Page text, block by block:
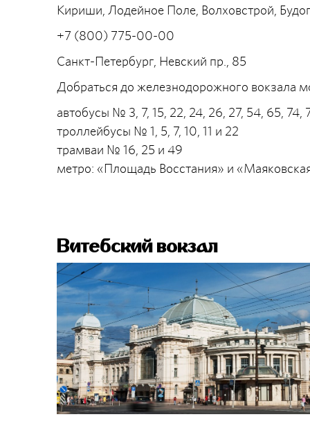
Кириши, Лодейное Поле, Волховстрой,
+7 (800) 775-00-00
Санкт-Петербург, Невский пр., 85
Добраться до железнодорожного вокзала
автобусы № 3, 7, 15, 22, 24, 26, 27, 54, 65, 74,
троллейбусы № 1, 5, 7, 10, 11 и 22
трамваи № 16, 25 и 49
метро: «Площадь Восстания» и
Витебский вокзал